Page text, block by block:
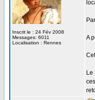
Inscrit le : 24 Fév 2008
Messages: 6011
Localisation : Rennes
A
Le